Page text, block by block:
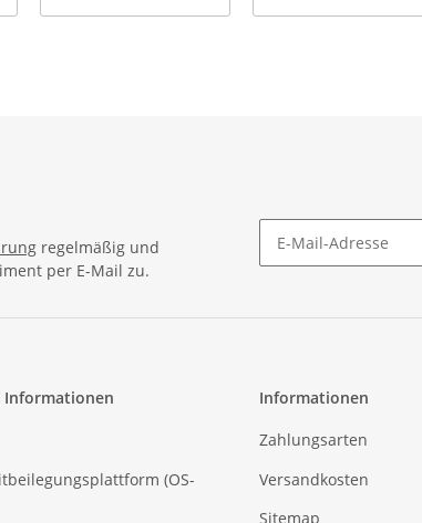
regelmäßig und
per E-Mail zu.
Informationen
(OS-
Informationen
Zahlungsarten
Versandkosten
Sitemap